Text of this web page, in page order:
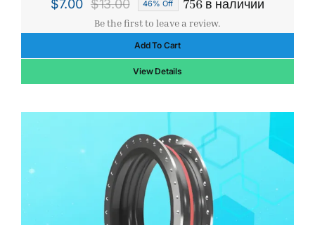
$13.00
Первоначальная
цена
составляла
$13.00.
$7.00
Текущая
цена:
$7.00.
46% Off 756 в наличии
Be the first to leave a review.
Add To Cart
View Details